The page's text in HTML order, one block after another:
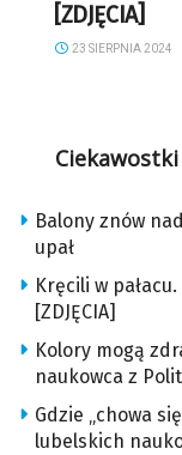
[ZDJĘCIA]
23 SIERPNIA 2024
Ciekawostki
Balony znów
upał
Kręcili w
[ZDJĘCIA]
Kolory mogą
naukowca z
Gdzie „chowa
lubelskich